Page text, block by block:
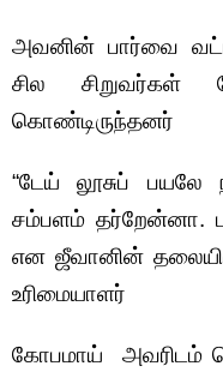
அவனின் பார்வை
சில சிறுவர்கள்
கொண்டிருந்தனர்
“டேய் லூசுப்
சம்பளம் தர்றேன்னா.
என ஜீவானின்
உரிமையாளர்
கோபமாய் அவரிடம்